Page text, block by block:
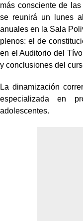
más consciente de
se reunirá un lunes
anuales en la Sala
plenos: el de
en el Auditorio del
y conclusiones del
La dinamización
especializada en
adolescentes.